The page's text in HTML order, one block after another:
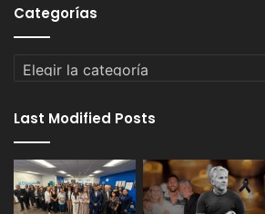
Categorías
Categorías
Last Modified Posts